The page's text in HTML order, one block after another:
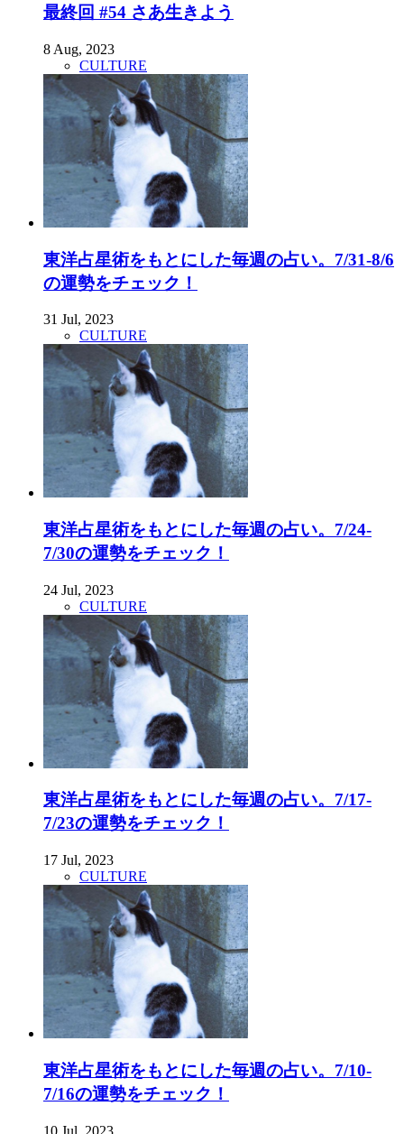
最終回 #54 さあ生きよう
8 Aug, 2023
CULTURE
東洋占星術をもとにした毎週の占い。7/31-8/6
の運勢をチェック！
31 Jul, 2023
CULTURE
東洋占星術をもとにした毎週の占い。7/24-
7/30の運勢をチェック！
24 Jul, 2023
CULTURE
東洋占星術をもとにした毎週の占い。7/17-
7/23の運勢をチェック！
17 Jul, 2023
CULTURE
東洋占星術をもとにした毎週の占い。7/10-
7/16の運勢をチェック！
10 Jul, 2023